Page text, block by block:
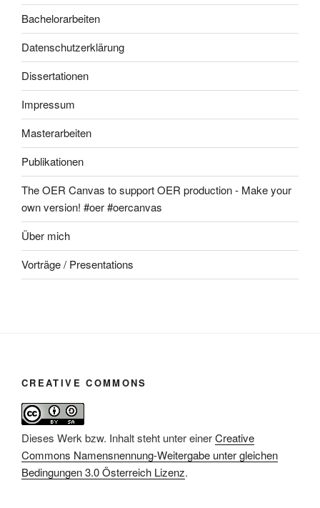
Bachelorarbeiten
Datenschutzerklärung
Dissertationen
Impressum
Masterarbeiten
Publikationen
The OER Canvas to support OER production - Make your
own version! #oer #oercanvas
Über mich
Vorträge / Presentations
CREATIVE COMMONS
Dieses Werk bzw. Inhalt steht unter einerCreative
Commons Namensnennung-Weitergabe unter gleichen
Bedingungen 3.0 Österreich Lizenz.